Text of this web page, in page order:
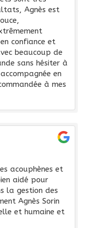
Agnès est
confiance et
beaucoup de
sans hésiter à
en
à mes
acouphènes et
aidé pour
la gestion des
Agnès Sorin
et humaine et